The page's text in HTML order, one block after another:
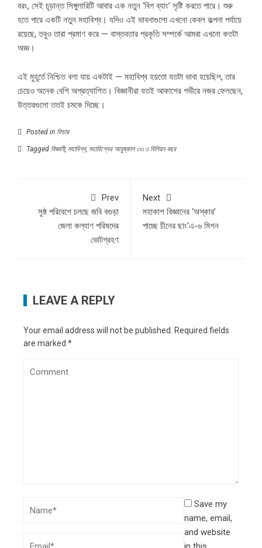
বরং, সেই চূড়ান্ত সিঙ্গুলারিটি আবার এক নতুন ‘বিগ ব্যাং’ সৃষ্টি করতে পারে। শুরু
হতে পারে একটি নতুন মহাবিশ্ব। যদিও এই ভাবনাগুলো এখনো কেবল কল্পনা পর্যায়ে
রয়েছে, তবুও তারা প্রমাণ করে — বাস্তবতার প্রকৃতি সম্পর্কে আমরা এখনো কতটা
অজ্ঞ।
এই মুহূর্তে নিশ্চিত বলা যায় একটাই — মহাবিশ্ব হয়তো যতটা ভাবা হয়েছিল, তার
চেয়েও অনেক বেশি অপ্রত্যাশিত। বিজ্ঞানীরা যতই আকাশের গভীরে নজর ফেলছেন,
উত্তরগুলো ততই চমকে দিচ্ছে।
Posted in ফিচার
Tagged বিজ্ঞানী, মহাবিশ্ব, মহাবিশ্বের আয়ুষ্কাল ৩৩.৩ বিলিয়ন বছর
Prev
সুষ্ঠ পরিবেশে চলছে জবি বগুড়া
জেলা কল্যাণ পরিষদের
ভোটগ্রহণ
Next
মহাকাশ বিজ্ঞানের ‘অস্কার’
পাচ্ছে চীনের ছাং’এ-৬ মিশন
LEAVE A REPLY
Your email address will not be published.
Required fields
are marked *
Save my
name, email,
and website